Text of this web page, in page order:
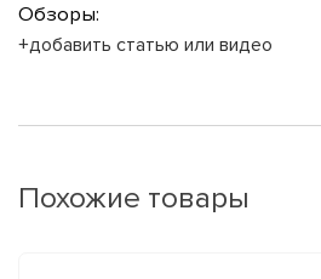
Обзоры:
+добавить статью или видео
Похожие товары